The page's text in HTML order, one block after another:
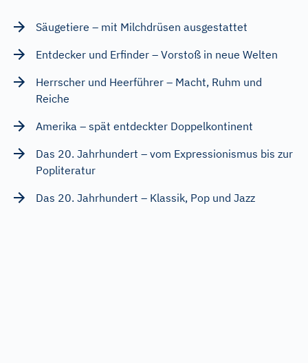
Säugetiere – mit Milchdrüsen ausgestattet
Entdecker und Erfinder – Vorstoß in neue Welten
Herrscher und Heerführer – Macht, Ruhm und
Reiche
Amerika – spät entdeckter Doppelkontinent
Das 20. Jahrhundert – vom Expressionismus bis zur
Popliteratur
Das 20. Jahrhundert – Klassik, Pop und Jazz